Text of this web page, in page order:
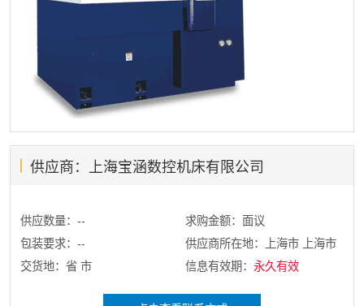
供应商：上海宝涵数控机床有限公司
供应数量：--
求购金额：面议
包装要求：--
供应商所在地：上海市 上海市
交货地：省 市
信息有效期： 永久有效